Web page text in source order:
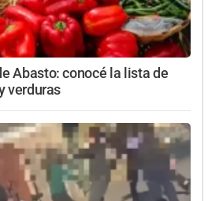
Abasto: conocé la lista de
verduras